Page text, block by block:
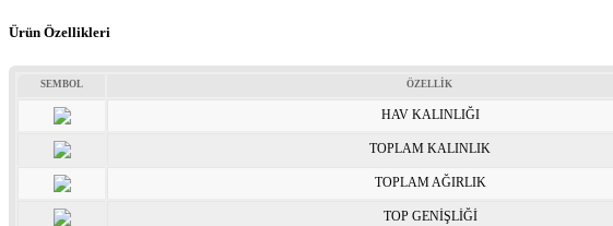
Ürün Özellikleri
SEMBOL ÖZELLİK
HAV KALINLIĞI
TOPLAM KALINLIK
TOPLAM AĞIRLIK
TOP GENİŞLİĞİ